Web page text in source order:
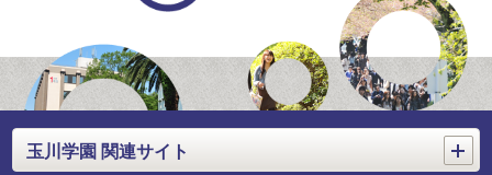
玉川学園 関連サイト 開く